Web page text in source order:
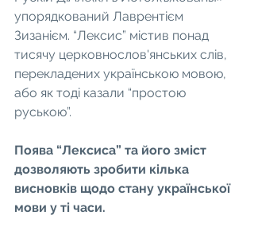
упорядкований Лаврентієм
Зизанієм. “Лексис” містив понад
тисячу церковнослов'янських слів,
перекладених українською мовою,
або як тоді казали “простою
руською”.
Поява “Лексиса” та його зміст
дозволяють зробити кілька
висновків щодо стану української
мови у ті часи.